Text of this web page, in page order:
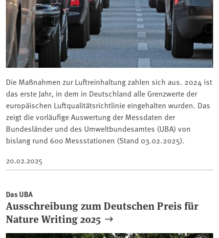
Die Maßnahmen zur Luftreinhaltung zahlen sich aus. 2024 ist
das erste Jahr, in dem in Deutschland alle Grenzwerte der
europäischen Luftqualitätsrichtlinie eingehalten wurden. Das
zeigt die vorläufige Auswertung der Messdaten der
Bundesländer und des Umweltbundesamtes (UBA) von
bislang rund 600 Messstationen (Stand 03.02.2025).
20.02.2025
Das UBA
Ausschreibung zum Deutschen Preis für
Nature Writing 2025